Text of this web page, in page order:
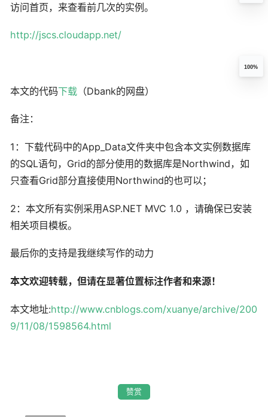
访问首页，来查看前几次的实例。
http://jscs.cloudapp.net/
本文的代码下载 （Dbank的网盘）
备注：
1：下载代码中的App_Data文件夹中包含本文实例数据库
的SQL语句，Grid的部分使用的数据库是Northwind，如
只查看Grid部分直接使用Northwind的也可以；
2：本文所有实例采用ASP.NET MVC 1.0 ，请确保已安装
相关项目模板。
最后你的支持是我继续写作的动力
本文欢迎转载，但请在显著位置标注作者和来源！
本文地址:http://www.cnblogs.com/xuanye/archive/200
9/11/08/1598564.html
赞赏
100%